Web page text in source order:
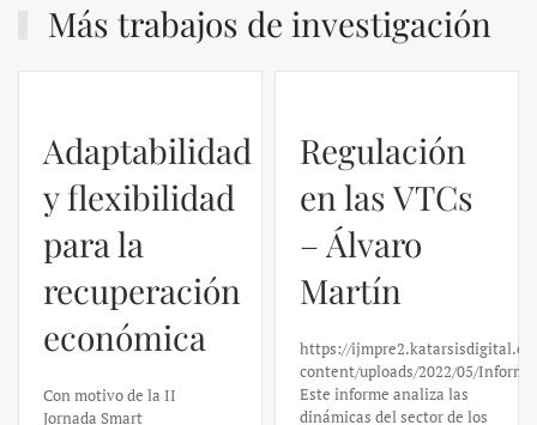
Más trabajos de investigación
Adaptabilidad
y flexibilidad
para la
recuperación
económica
Con motivo de la II
Jornada Smart
Regulación
en las VTCs
– Álvaro
Martín
https://
content/uploads/2022/05/
Este informe analiza las
dinámicas del sector de los